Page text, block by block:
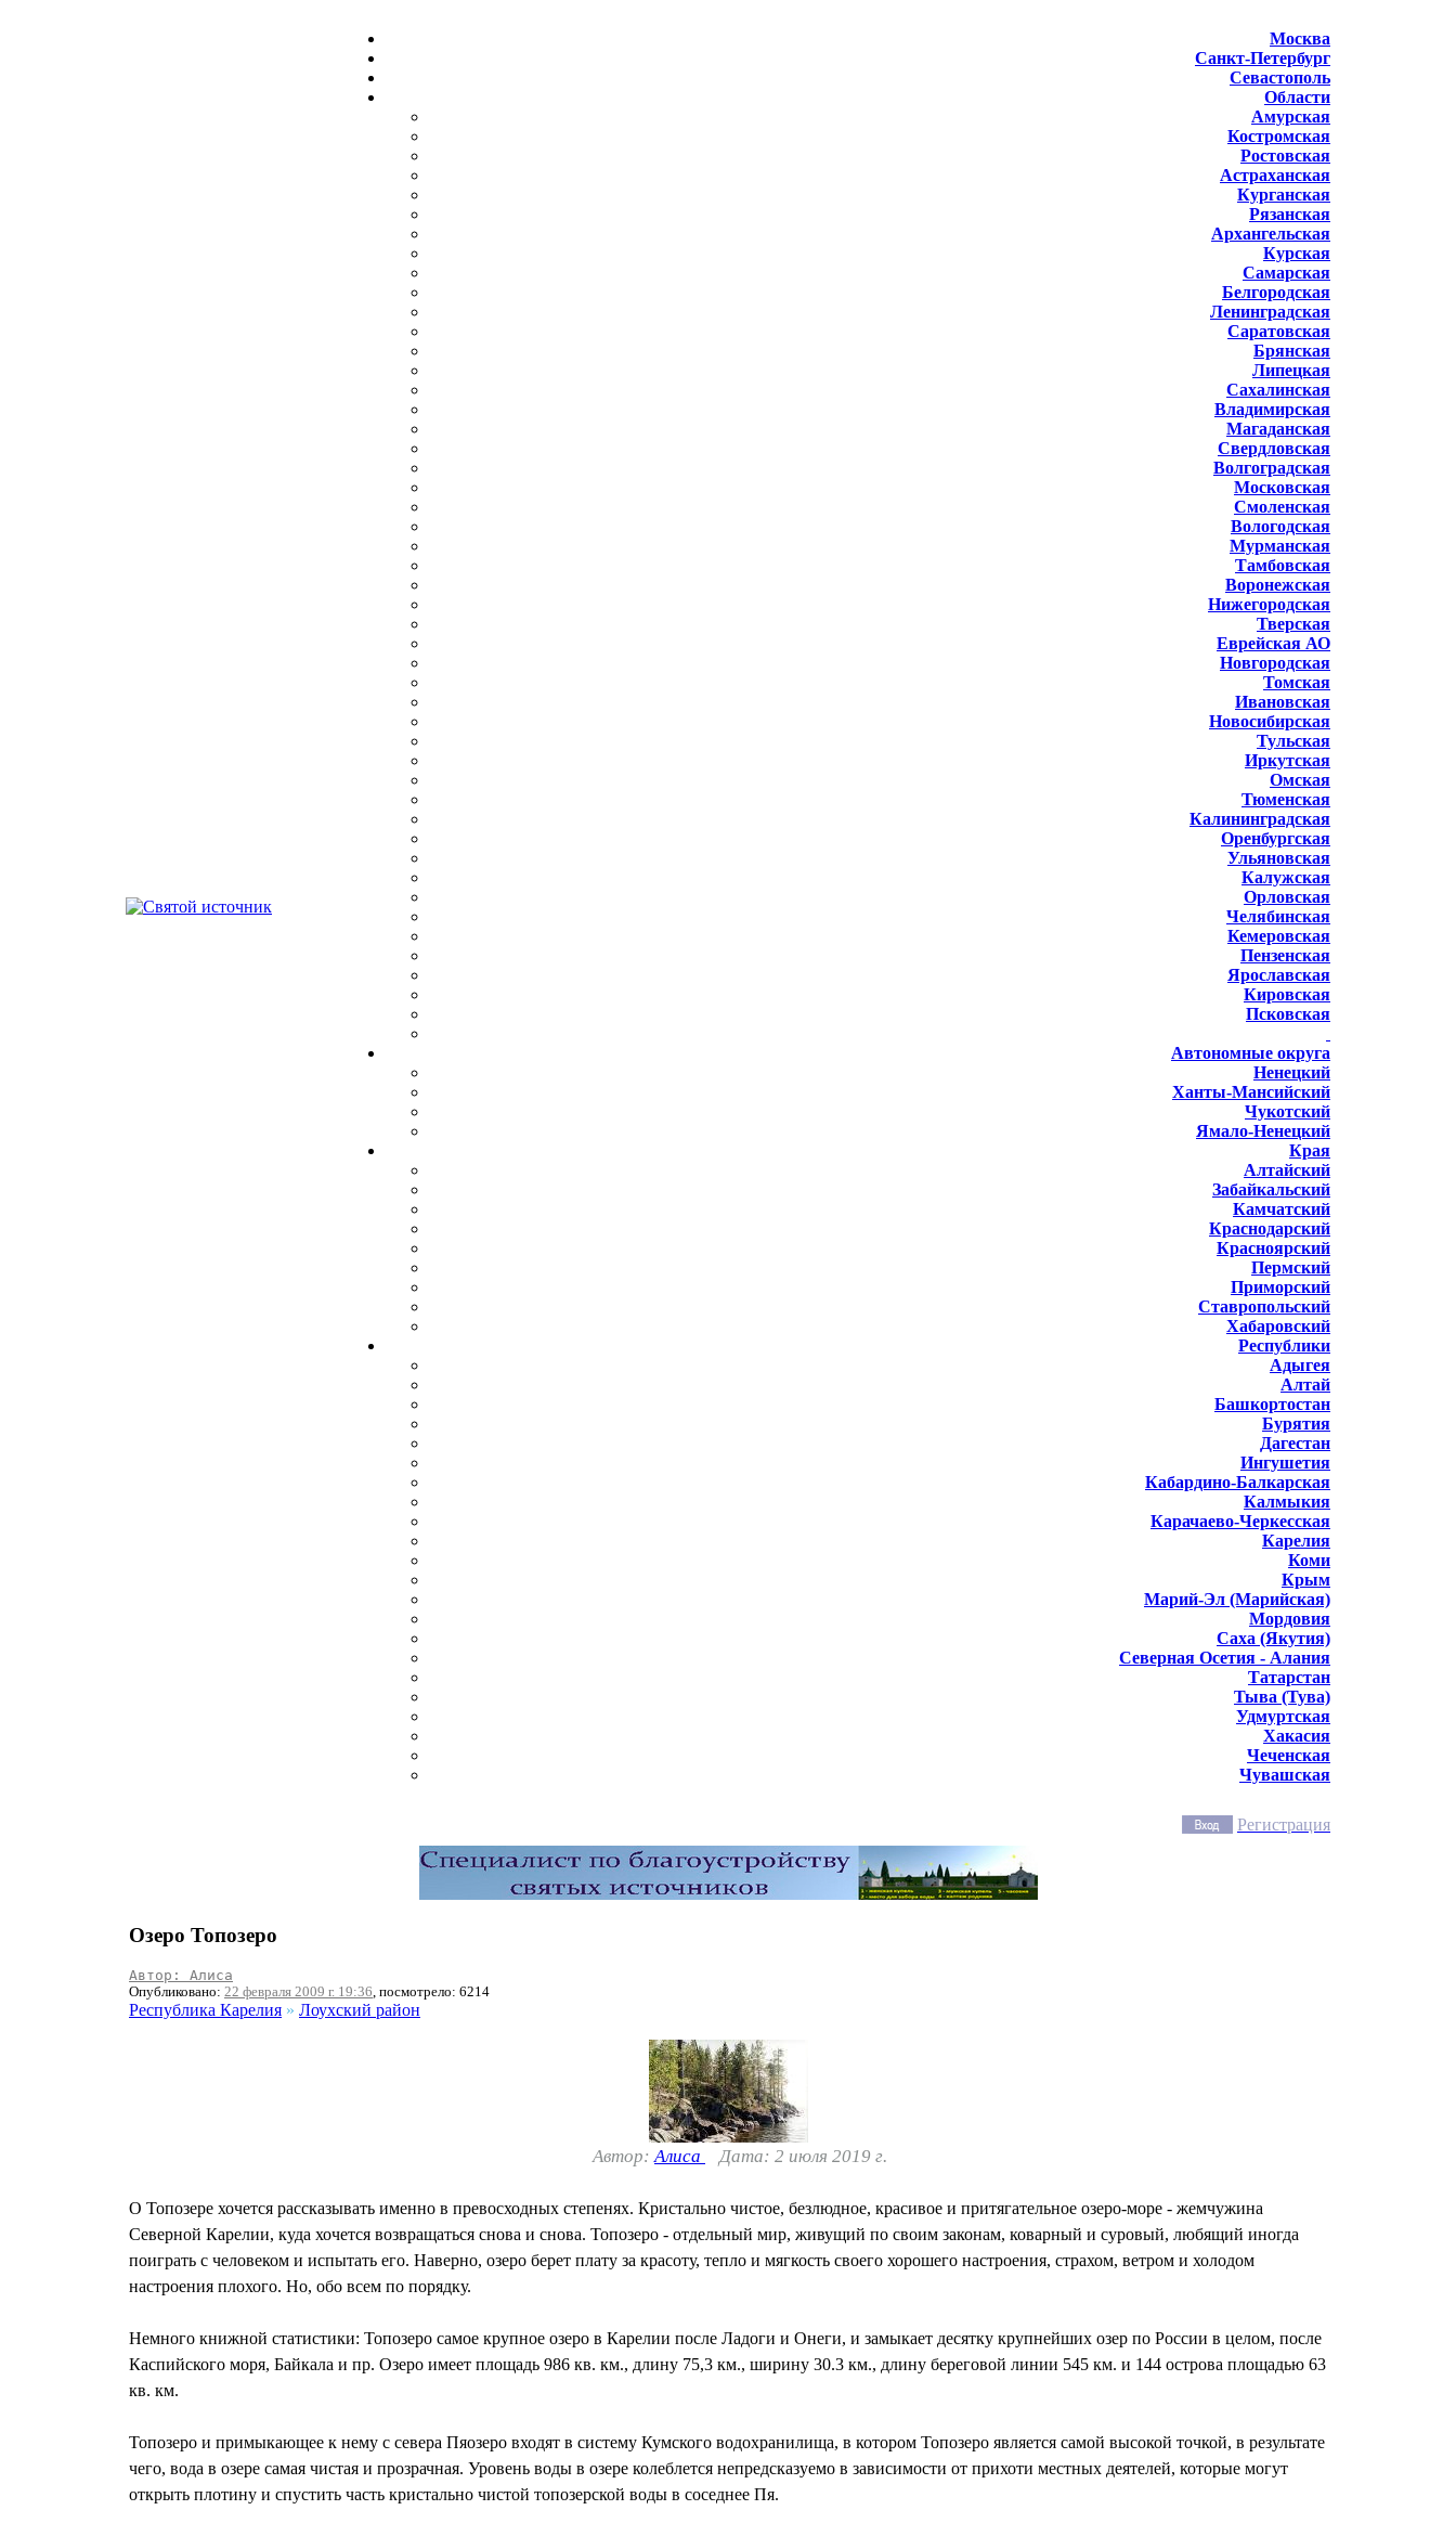
Москва
Санкт-Петербург
Севастополь
Области
Амурская
Костромская
Ростовская
Астраханская
Курганская
Рязанская
Архангельская
Курская
Самарская
Белгородская
Ленинградская
Саратовская
Брянская
Липецкая
Сахалинская
Владимирская
Магаданская
Свердловская
Волгоградская
Московская
Смоленская
Вологодская
Мурманская
Тамбовская
Воронежская
Нижегородская
Тверская
Еврейская АО
Новгородская
Томская
Ивановская
Новосибирская
Тульская
Иркутская
Омская
Тюменская
Калининградская
Оренбургская
Ульяновская
Калужская
Орловская
Челябинская
Кемеровская
Пензенская
Ярославская
Кировская
Псковская
Автономные округа
Ненецкий
Ханты-Мансийский
Чукотский
Ямало-Ненецкий
Края
Алтайский
Забайкальский
Камчатский
Краснодарский
Красноярский
Пермский
Приморский
Ставропольский
Хабаровский
Республики
Адыгея
Алтай
Башкортостан
Бурятия
Дагестан
Ингушетия
Кабардино-Балкарская
Калмыкия
Карачаево-Черкесская
Карелия
Коми
Крым
Марий-Эл (Марийская)
Мордовия
Саха (Якутия)
Северная Осетия - Алания
Татарстан
Тыва (Тува)
Удмуртская
Хакасия
Чеченская
Чувашская
Регистрация
Озеро Топозеро
Автор: Алиса
Опубликовано: 22 февраля 2009 г. 19:36, посмотрело: 6214
Республика Карелия » Лоухский район
Автор:Алиса Дата: 2 июля 2019 г.
О Топозере хочется рассказывать именно в превосходных степенях. Кристально чистое, безлюдное, красивое и притягательное озеро-море - жемчужина
Северной Карелии, куда хочется возвращаться снова и снова. Топозеро - отдельный мир, живущий по своим законам, коварный и суровый, любящий иногда
поиграть с человеком и испытать его. Наверно, озеро берет плату за красоту, тепло и мягкость своего хорошего настроения, страхом, ветром и холодом
настроения плохого. Но, обо всем по порядку.
Немного книжной статистики: Топозеро самое крупное озеро в Карелии после Ладоги и Онеги, и замыкает десятку крупнейших озер по России в целом, после
Каспийского моря, Байкала и пр. Озеро имеет площадь 986 кв. км., длину 75,3 км., ширину 30.3 км., длину береговой линии 545 км. и 144 острова площадью 63
кв. км.
Топозеро и примыкающее к нему с севера Пяозеро входят в систему Кумского водохранилища, в котором Топозеро является самой высокой точкой, в результате
чего, вода в озере самая чистая и прозрачная. Уровень воды в озере колеблется непредсказуемо в зависимости от прихоти местных деятелей, которые могут
открыть плотину и спустить часть кристально чистой топозерской воды в соседнее Пя.